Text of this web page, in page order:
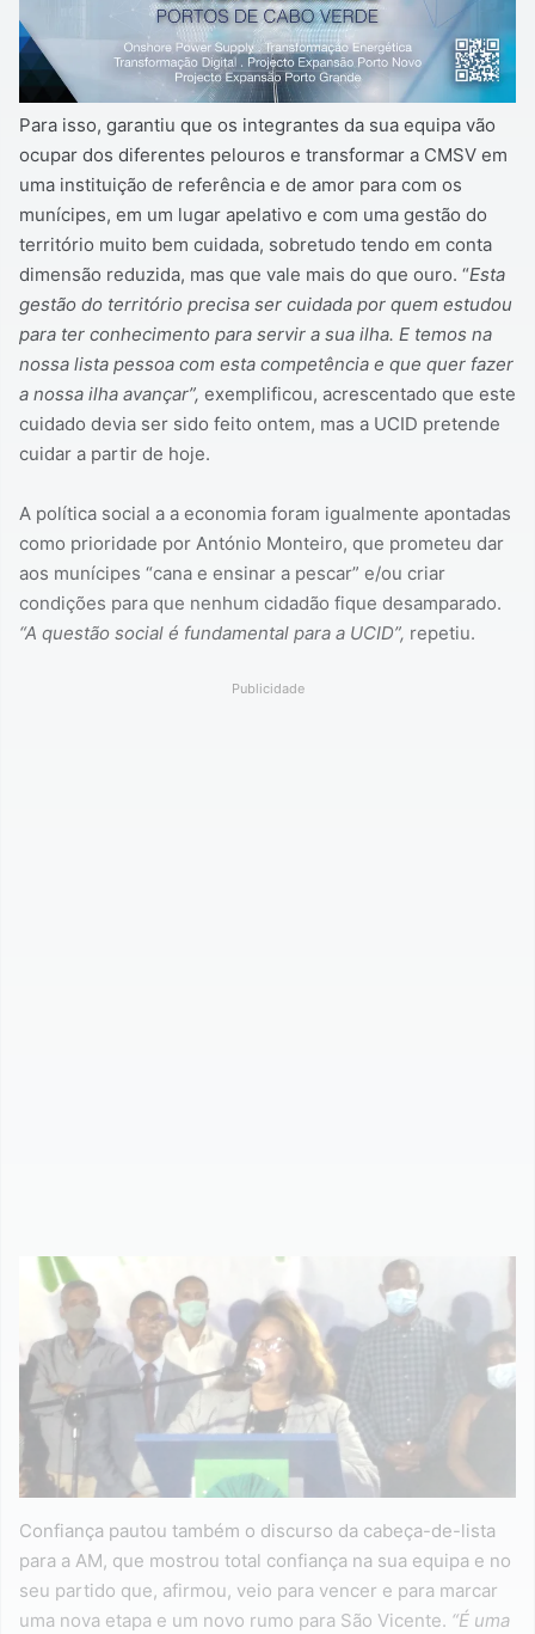
Para isso, garantiu que os integrantes da sua equipa vão
ocupar dos diferentes pelouros e transformar a CMSV em
uma instituição de referência e de amor para com os
munícipes, em um lugar apelativo e com uma gestão do
território muito bem cuidada, sobretudo tendo em conta
dimensão reduzida, mas que vale mais do que ouro. “Esta
gestão do território precisa ser cuidada por quem estudou
para ter conhecimento para servir a sua ilha. E temos na
nossa lista pessoa com esta competência e que quer fazer
a nossa ilha avançar”, exemplificou, acrescentado que este
cuidado devia ser sido feito ontem, mas a UCID pretende
cuidar a partir de hoje.
A política social a a economia foram igualmente apontadas
como prioridade por António Monteiro, que prometeu dar
aos munícipes “cana e ensinar a pescar” e/ou criar
condições para que nenhum cidadão fique desamparado.
“A questão social é fundamental para a UCID”, repetiu.
Publicidade
Confiança pautou também o discurso da cabeça-de-lista
para a AM, que mostrou total confiança na sua equipa e no
seu partido que, afirmou, veio para vencer e para marcar
uma nova etapa e um novo rumo para São Vicente. “É uma